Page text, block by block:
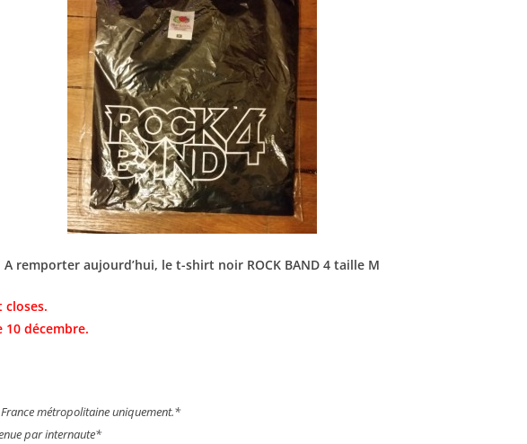
A remporter aujourd’hui, le t-shirt noir ROCK BAND 4 taille M
10 décembre.
métropolitaine uniquement.*
par internaute*